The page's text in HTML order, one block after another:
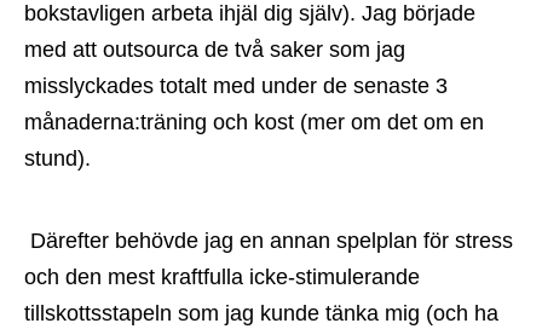
bokstavligen arbeta ihjäl dig själv). Jag började
med att outsourca de två saker som jag
misslyckades totalt med under de senaste 3
månaderna:träning och kost (mer om det om en
stund).
och den mest kraftfulla icke-stimulerande
tillskottsstapeln som jag kunde tänka mig (och ha